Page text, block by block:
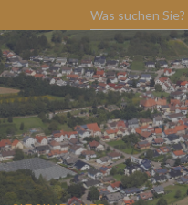
Was suchen Sie?